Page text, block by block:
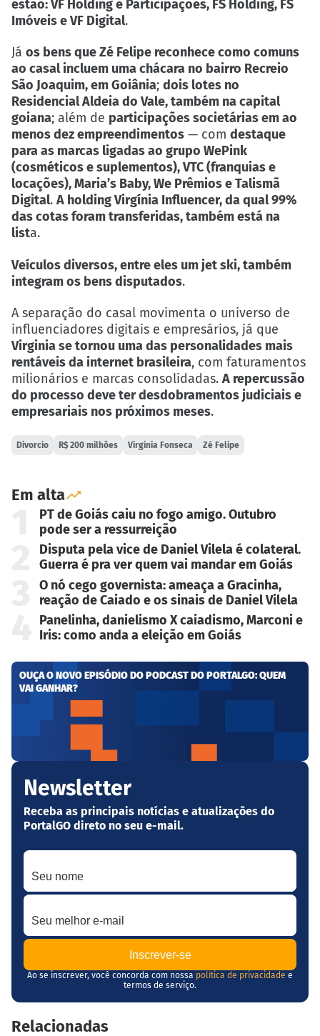
estão: VF Holding e Participações, FS Holding, FS
Imóveis e VF Digital.
Já os bens que Zé Felipe reconhece como comuns
ao casal incluem uma chácara no bairro Recreio
São Joaquim, em Goiânia; dois lotes no
Residencial Aldeia do Vale, também na capital
goiana; além de participações societárias em ao
menos dez empreendimentos — com destaque
para as marcas ligadas ao grupo WePink
(cosméticos e suplementos), VTC (franquias e
locações), Maria’s Baby, We Prêmios e Talismã
Digital. A holding Virgínia Influencer, da qual 99%
das cotas foram transferidas, também está na
lista.
Veículos diversos, entre eles um jet ski, também
integram os bens disputados.
A separação do casal movimenta o universo de
influenciadores digitais e empresários, já que
Virginia se tornou uma das personalidades mais
rentáveis da internet brasileira, com faturamentos
milionários e marcas consolidadas. A repercussão
do processo deve ter desdobramentos judiciais e
empresariais nos próximos meses.
Divorcio R$ 200 milhões Virginia Fonseca Zé Felipe
Em alta
PT de Goiás caiu no fogo amigo. Outubro
pode ser a ressurreição
Disputa pela vice de Daniel Vilela é colateral.
Guerra é pra ver quem vai mandar em Goiás
O nó cego governista: ameaça a Gracinha,
reação de Caiado e os sinais de Daniel Vilela
Panelinha, danielismo X caiadismo, Marconi e
Iris: como anda a eleição em Goiás
OUÇA O NOVO EPISÓDIO DO PODCAST DO PORTALGO: QUEM
VAI GANHAR?
Newsletter
Receba as principais notícias e atualizações do
PortalGO direto no seu e-mail.
Seu nome
Seu melhor e-mail
Ao se inscrever, você concorda com nossa política de privacidade e
termos de serviço.
Relacionadas